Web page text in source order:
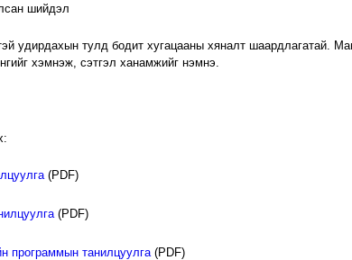
шийдэл
удирдахын тулд бодит хугацааны хяналт шаардлагатай.
хэмнэж, сэтгэл ханамжийг нэмнэ.
(PDF)
(PDF)
программын танилцуулга (PDF)